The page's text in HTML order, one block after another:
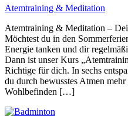
Atemtraining & Meditation
Atemtraining & Meditation –
Möchtest du in den
Energie tanken und dir
Dann ist unser Kurs
Richtige für dich. In sechs
du durch bewusstes Atmen
Wohlbefinden […]